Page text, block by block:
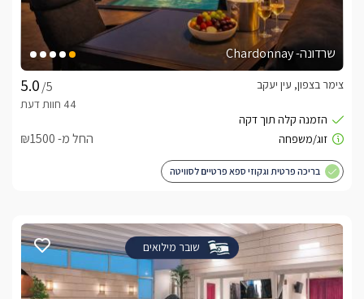
שרדונה- Chardonnay
/5
צימר בצפון, עין יעקב
החל מ- ₪1500
בריכה פרטית וגקוזי ספא פרטיים לסוויטה
שובר מילואים